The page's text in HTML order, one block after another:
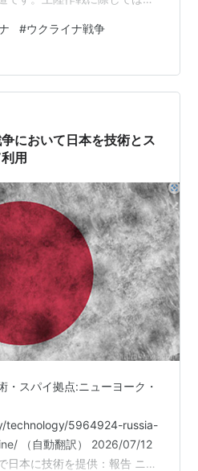
用作戦の戦訓ですが、日本を
整備を目指す諸国では、無人
す。 ヘルソン近郊でのウクラ
規模なものではなく上陸用舟
揚陸させるというものです
軍に対して、恐怖…
#ウクライナ戦争
において日本を技術とス
用
・スパイ拠点:ニューヨーク・
technology/5964924-russia-
（自動翻訳） 2026/07/12
日本に技術を提供：報告 ニュ